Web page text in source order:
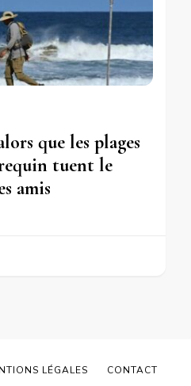
que les plages
tuent le
amis
LÉGALES CONTACT